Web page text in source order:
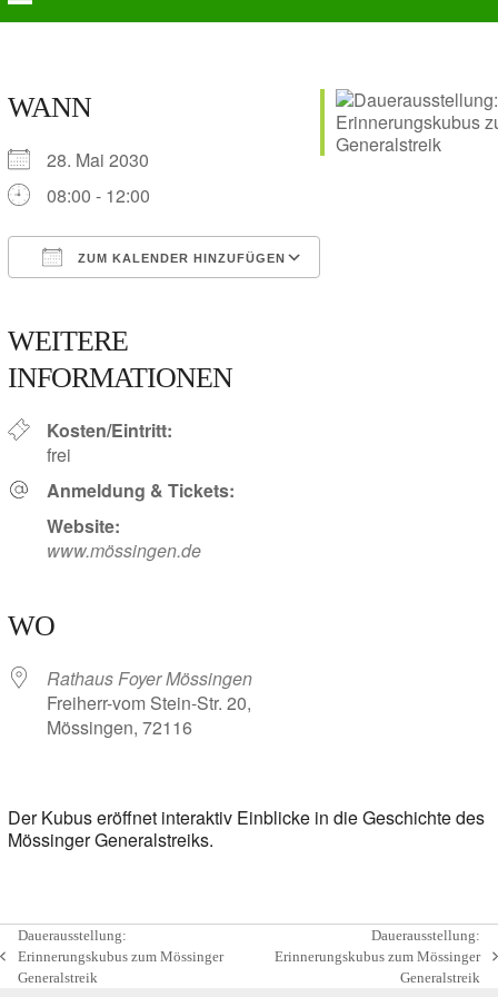
Skip
Open
menu
Close
menu
WANN
28. Mai 2030
08:00 - 12:00
ZUM KALENDER HINZUFÜGEN
WEITERE
INFORMATIONEN
Kosten/Eintritt:
frei
Anmeldung & Tickets:
Website:
www.mössingen.de
WO
Rathaus Foyer Mössingen
Freiherr-vom Stein-Str. 20,
Mössingen, 72116
Der Kubus eröffnet interaktiv Einblicke in die Geschichte des
Mössinger Generalstreiks.
vorheriger
Beitrag:
Dauerausstellung:
Erinnerungskubus zum Mössinger
Generalstreik
Nächster
Dauerausstellung:
Erinnerungskubus zum Mössinger
Generalstreik